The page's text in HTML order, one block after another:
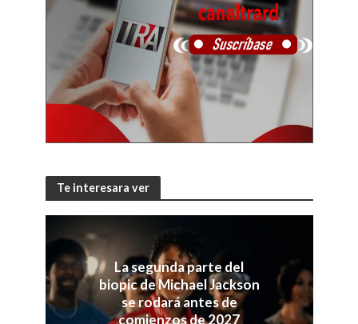
Te interesara ver
La segunda parte del
biopic de Michael Jackson
se rodará antes de
comienzos de 2027